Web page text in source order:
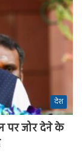
देश
पर जोर देने के